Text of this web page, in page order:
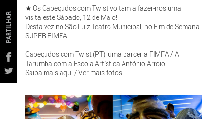
PARTILHAR
★ Os Cabeçudos com Twist voltam a fazer-nos uma
visita este Sábado, 12 de Maio!
Desta vez no São Luiz Teatro Municipal, no Fim de Semana
SUPER FIMFA!
Cabeçudos com Twist (PT): uma parceria FIMFA / A
Tarumba com a Escola Artística António Arroio
Saiba mais aqui / Ver mais fotos